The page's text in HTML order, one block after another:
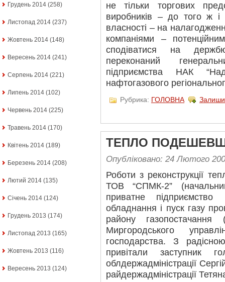
Грудень 2014 (258)
Листопад 2014 (237)
Жовтень 2014 (148)
Вересень 2014 (241)
Серпень 2014 (221)
Липень 2014 (102)
Червень 2014 (225)
Травень 2014 (170)
Квітень 2014 (189)
Березень 2014 (208)
Лютий 2014 (135)
Січень 2014 (124)
Грудень 2013 (174)
Листопад 2013 (165)
Жовтень 2013 (116)
Вересень 2013 (124)
не тільки торгових
виробників – до того ж і
власності – на
компаніями –
сподіватися на
переконаний
підприємства НАК
нафтогазового
Рубрика: ГОЛОВНА
ТЕПЛО
Опубліковано: 24 Лютого
Роботи з реконструкції
ТОВ “СПМК-2”
приватне
обладнання і пуск газу
району
Миргородського
господарства. З
привітали заступник
облдержадміністрації
райдержадміністрації